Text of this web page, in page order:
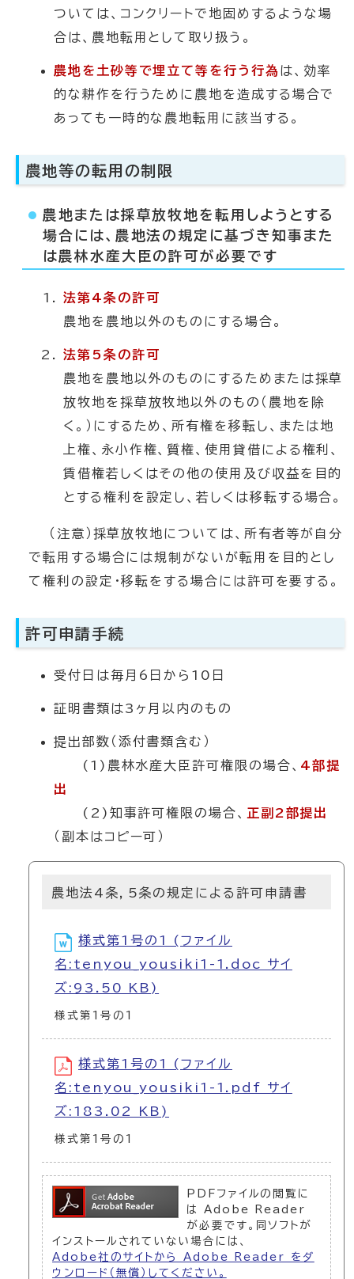
ついては、コンクリートで地固めするような場
合は、農地転用として取り扱う。
農地を土砂等で埋立て等を行う行為は、効率
的な耕作を行うために農地を造成する場合で
あっても一時的な農地転用に該当する。
農地等の転用の制限
農地または採草放牧地を転用しようとする
場合には、農地法の規定に基づき知事また
は農林水産大臣の許可が必要です
法第4条の許可
農地を農地以外のものにする場合。
法第5条の許可
農地を農地以外のものにするためまたは採草
放牧地を採草放牧地以外のもの（農地を除
く。）にするため、所有権を移転し、または地
上権、永小作権、質権、使用貸借による権利、
賃借権若しくはその他の使用及び収益を目的
とする権利を設定し、若しくは移転する場合。
（注意）採草放牧地については、所有者等が自分
で転用する場合には規制がないが転用を目的とし
て権利の設定・移転をする場合には許可を要する。
許可申請手続
受付日は毎月6日から10日
証明書類は3ヶ月以内のもの
提出部数（添付書類含む）
(1)農林水産大臣許可権限の場合、 4部提
出
(2)知事許可権限の場合、 正副2部提出
（副本はコピー可）
農地法4条，5条の規定による許可申請書
様式第1号の1 (ファイル
名:tenyou_yousiki1-1.doc サイ
ズ:93.50 KB)
様式第1号の1
様式第1号の1 (ファイル
名:tenyou_yousiki1-1.pdf サイ
ズ:183.02 KB)
様式第1号の1
PDFファイルの閲覧に
は Adobe Reader
が必要です。同ソフトが
インストールされていない場合には、
Adobe社のサイトから Adobe Reader をダ
ウンロード（無償）してください。